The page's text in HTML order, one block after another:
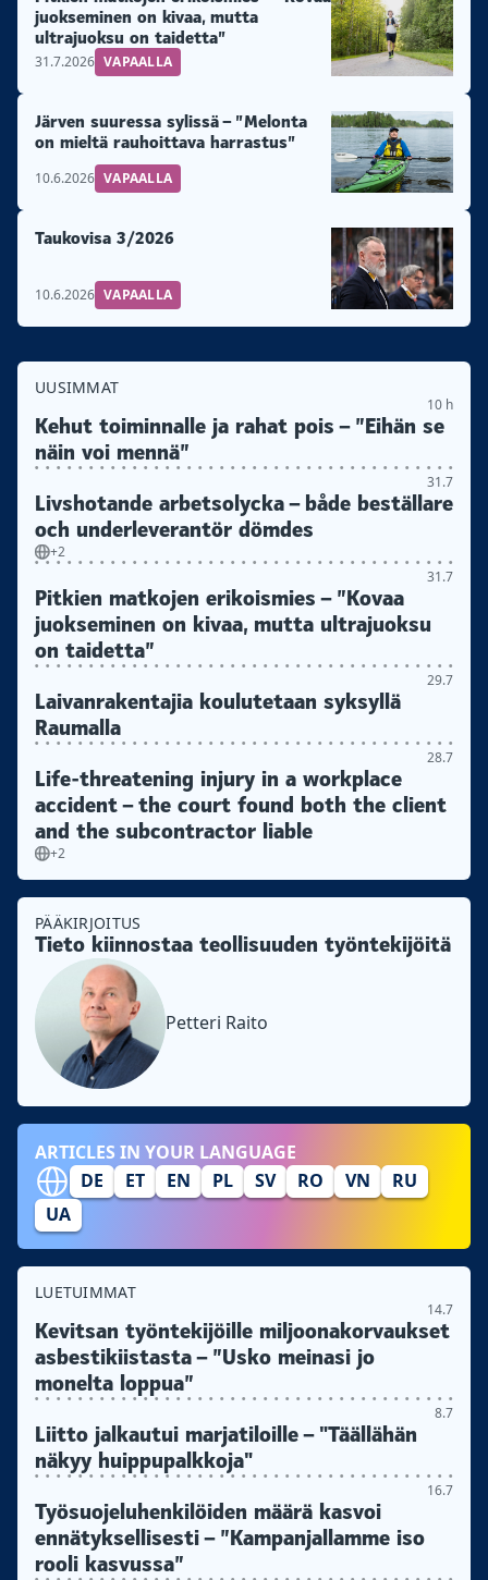
juokseminen on kivaa, mutta
ultrajuoksu on taidetta”
31.7.2026 VAPAALLA
Järven suuressa sylissä – ”Melonta
on mieltä rauhoittava harrastus”
10.6.2026 VAPAALLA
Taukovisa 3/2026
10.6.2026 VAPAALLA
UUSIMMAT
10 h
Kehut toiminnalle ja rahat pois – ”Eihän se
näin voi mennä”
31.7
Livshotande arbetsolycka – både beställare
och underleverantör dömdes
+2
31.7
Pitkien matkojen erikoismies – ”Kovaa
juokseminen on kivaa, mutta ultrajuoksu
on taidetta”
29.7
Laivanrakentajia koulutetaan syksyllä
Raumalla
28.7
Life-threatening injury in a workplace
accident – the court found both the client
and the subcontractor liable
+2
PÄÄKIRJOITUS
Tieto kiinnostaa teollisuuden työntekijöitä
Petteri Raito
ARTICLES IN YOUR LANGUAGE
DE
ET EN PL SV RO VN
RU
UA
LUETUIMMAT
14.7
Kevitsan työntekijöille miljoonakorvaukset
asbestikiistasta – ”Usko meinasi jo
monelta loppua”
8.7
Liitto jalkautui marjatiloille – "Täällähän
näkyy huippupalkkoja"
16.7
Työsuojeluhenkilöiden määrä kasvoi
ennätyksellisesti – ”Kampanjallamme iso
rooli kasvussa”